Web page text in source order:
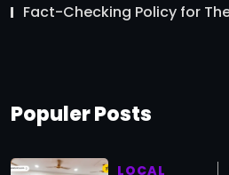
Fact-Checking Policy for
Populer Posts
LOCAL